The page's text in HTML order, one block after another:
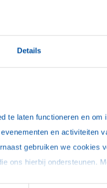
Details
te laten functioneren en
en activiteiten
gebruiken we cookies
opgegroeid.
met spelcomputers
het was om
over generaties met
leggen prioriteiten
Wat betekent